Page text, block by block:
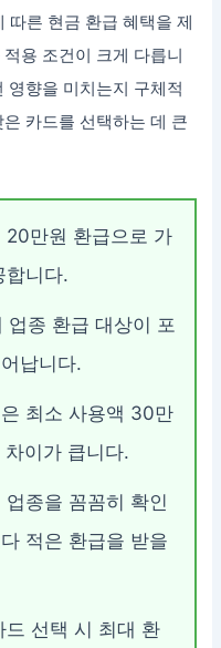
따른 현금 환급 혜택을 제
용 조건이 크게 다릅니
영향을 미치는지 구체적
카드를 선택하는 데 큰
20만원 환급으로 가
합니다.
업종 환급 대상이 포
납니다.
최소 사용액 30만
이가 큽니다.
종을 꼼꼼히 확인
적은 환급을 받을
드 선택 시 최대 환